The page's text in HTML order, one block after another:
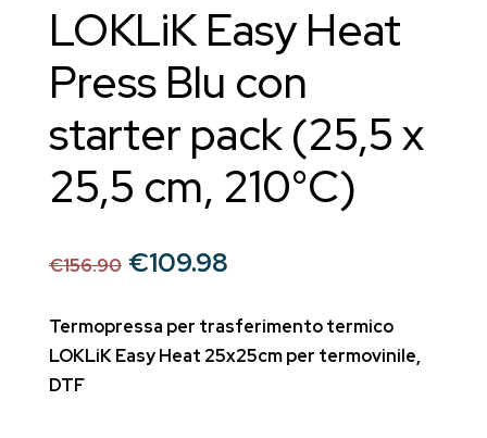
LOKLiK Easy Heat
Press Blu con
starter pack (25,5 x
25,5 cm, 210°C)
€156.90 Il
originale
era:
€156.90.
€109.98Il
attuale
è:
€109.98.
Termopressa per trasferimento termico
LOKLiK Easy Heat 25x25cm per termovinile,
DTF